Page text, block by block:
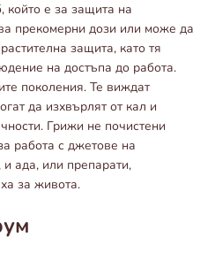
който е за защита на
прекомерни дози или може да
защита, като тя
на достъпа до работа.
поколения. Те виждат
да изхвърлят от кал и
Грижи не почистени
работа с джетове на
ада, или препарати,
за живота.